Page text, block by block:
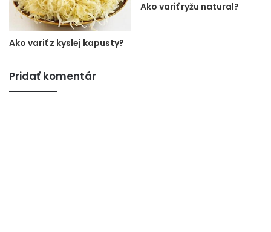
Ako variť z kyslej kapusty?
Ako variť ryžu natural?
Pridať komentár